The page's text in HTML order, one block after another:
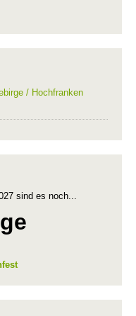
/ Hochfranken
sind es noch...